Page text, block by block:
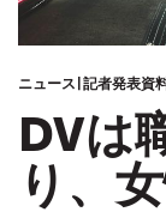
ニュース 記者発表資
DVは
り、